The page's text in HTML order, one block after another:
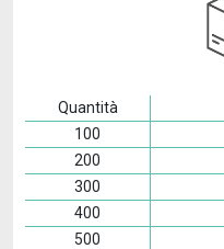
Quantità
100
200
300
400
500